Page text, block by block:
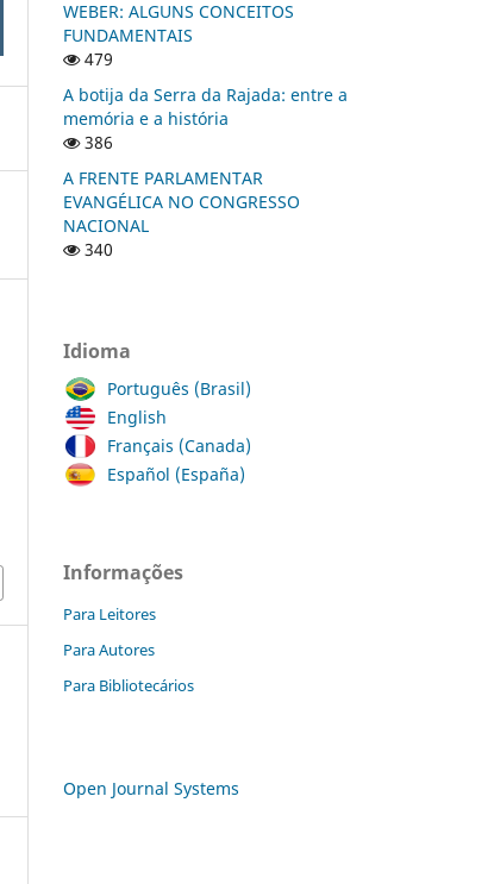
WEBER: ALGUNS CONCEITOS
FUNDAMENTAIS
479
A botija da Serra da Rajada: entre a
memória e a história
386
A FRENTE PARLAMENTAR
EVANGÉLICA NO CONGRESSO
NACIONAL
340
Idioma
Português (Brasil)
English
Français (Canada)
Español (España)
Informações
Para Leitores
Para Autores
Para Bibliotecários
Open Journal Systems